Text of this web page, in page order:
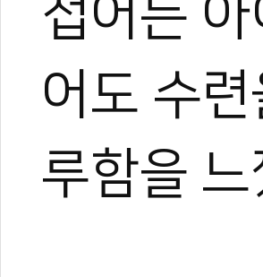
접어든
어도 수
루함을 느